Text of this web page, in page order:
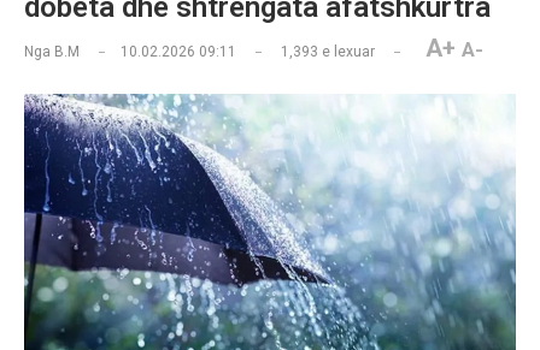
dobëta dhe shtrëngata afatshkurtra
Nga B.M 10.02.2026 09:11 1,393 e lexuar A+ A-